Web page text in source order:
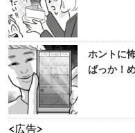
ホントに
ばっか！
<広告>